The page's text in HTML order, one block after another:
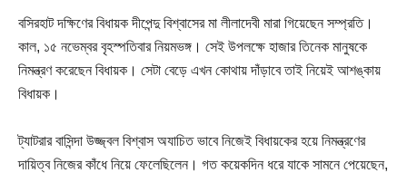
বসিরহাট দক্ষিণের বিধায়ক দীপেন্দু বিশ্বাসের মা লীলাদেবী মারা গিয়েছেন সম্প্রতি।
কাল, ১৫ নভেম্বর বৃহস্পতিবার নিয়মভঙ্গ। সেই উপলক্ষে হাজার তিনেক মানুষকে
নিমন্ত্রণ করেছেন বিধায়ক। সেটা বেড়ে এখন কোথায় দাঁড়াবে তাই নিয়েই আশঙ্কায়
বিধায়ক।
ট্যাটরার বাসিন্দা উজ্জ্বল বিশ্বাস অযাচিত ভাবে নিজেই বিধায়কের হয়ে নিমন্ত্রণের
দায়িত্ব নিজের কাঁধে নিয়ে ফেলেছিলেন। গত কয়েকদিন ধরে যাকে সামনে পেয়েছেন,